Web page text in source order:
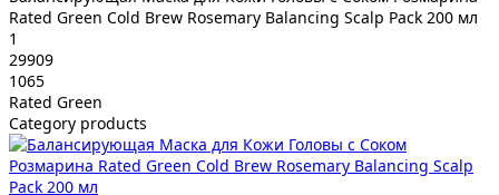
Rated Green Cold Brew Rosemary Balancing Scalp Pack 200 мл
1
29909
1065
Rated Green
Category products